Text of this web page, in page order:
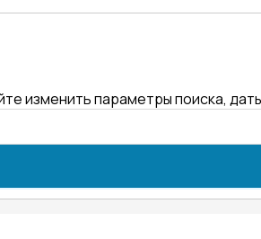
изменить параметры поиска,